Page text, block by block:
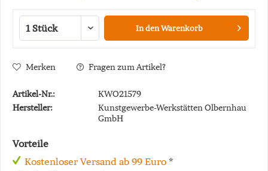
In denWarenkorb
Merken Fragen zum Artikel?
Artikel-Nr.:
KWO21579
Hersteller:
Kunstgewerbe-Werkstätten Olbernhau
GmbH
Vorteile
Kostenloser Versand ab 99 Euro *